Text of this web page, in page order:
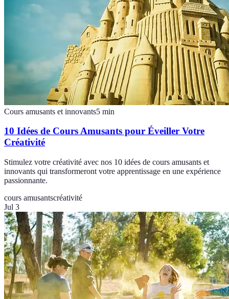
Cours amusants et innovants5 min
10 Idées de Cours Amusants pour Éveiller Votre
Créativité
Stimulez votre créativité avec nos 10 idées de cours amusants et
innovants qui transformeront votre apprentissage en une expérience
passionnante.
cours amusantscréativité
Jul 3